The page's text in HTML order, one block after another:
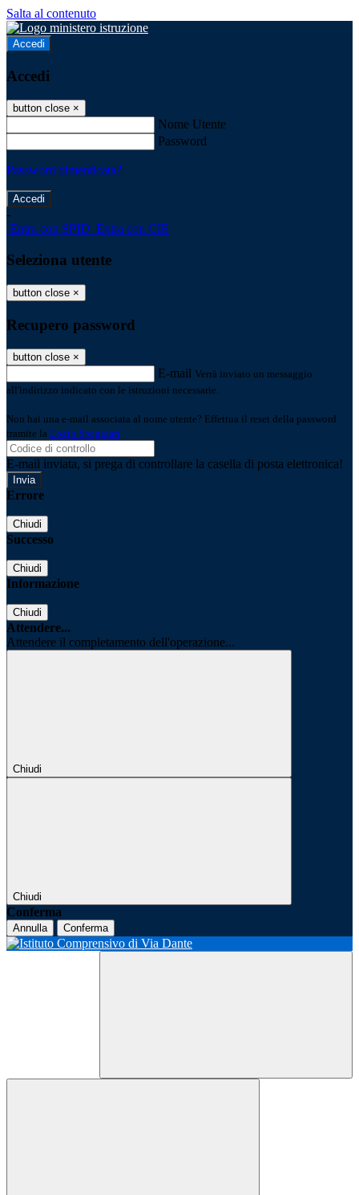
Salta al contenuto
Accedi
Accedi
button close ×
Nome Utente
Password
Password dimenticata?
-
Entra con SPID Entra con CIE
Seleziona utente
button close ×
Recupero password
button close ×
E-mail Verrà inviato un messaggio
all'indirizzo indicato con le istruzioni necessarie.
Non hai una e-mail associata al nome utente? Effettua il reset della password
tramite la Login Spaggiari
E-mail inviata, si prega di controllare la casella di posta elettronica!
Errore
Chiudi
Successo
Chiudi
Informazione
Chiudi
Attendere...
Attendere il completamento dell'operazione...
Chiudi
Chiudi
Conferma
Annulla Conferma